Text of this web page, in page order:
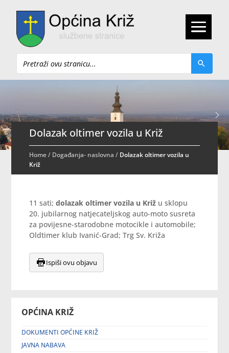
Pretraži
OPĆINA KRIŽ
DOKUMENTI OPĆINE KRIŽ
JAVNA NABAVA
Dolazak oltimer vozila u Križ
Home/ Događanja- naslovna / Dolazak oltimer vozila u
Križ
11 sati;dolazak oltimer vozila u Križ u sklopu
20. jubilarnog natjecateljskog auto-moto susreta
za povijesne-starodobne motocikle i automobile;
Oldtimer klub Ivanić-Grad; Trg Sv. Križa
Ispiši ovu objavu